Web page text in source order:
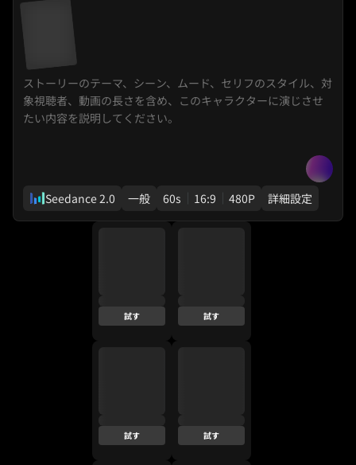
60s 16:9 480P 詳細設定
Seedance 2.0 一般
試す 試す
試す 試す